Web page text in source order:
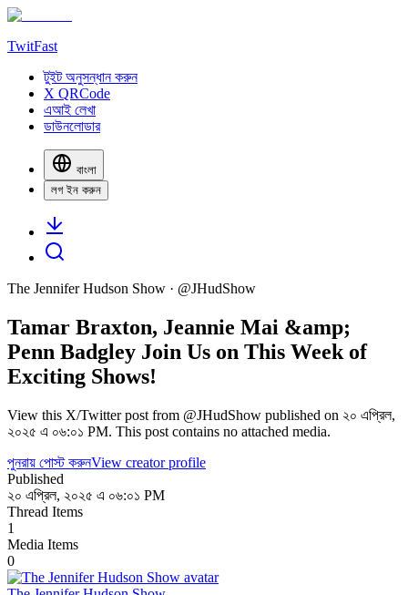
TwitFast
টুইট অনুসন্ধান করুন
X QRCode
এআই লেখা
ডাউনলোডার
বাংলা
লগ ইন করুন
The Jennifer Hudson Show · @JHudShow
Tamar Braxton, Jeannie Mai &amp;
Penn Badgley Join Us on This Week of
Exciting Shows!
View this X/Twitter post from @JHudShow published on ২০ এপ্রিল,
২০২৫ এ ০৬:০১ PM. This post contains no attached media.
পুনরায় পোস্ট করুনView creator profile
Published
২০ এপ্রিল, ২০২৫ এ ০৬:০১ PM
Thread Items
1
Media Items
0